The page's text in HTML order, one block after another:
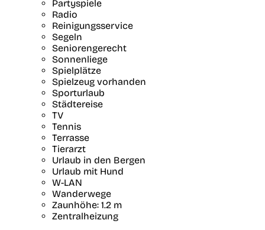
Partyspiele
Radio
Reinigungsservice
Segeln
Seniorengerecht
Sonnenliege
Spielplätze
Spielzeug vorhanden
Sporturlaub
Städtereise
TV
Tennis
Terrasse
Tierarzt
Urlaub in den Bergen
Urlaub mit Hund
W-LAN
Wanderwege
Zaunhöhe: 1.2 m
Zentralheizung